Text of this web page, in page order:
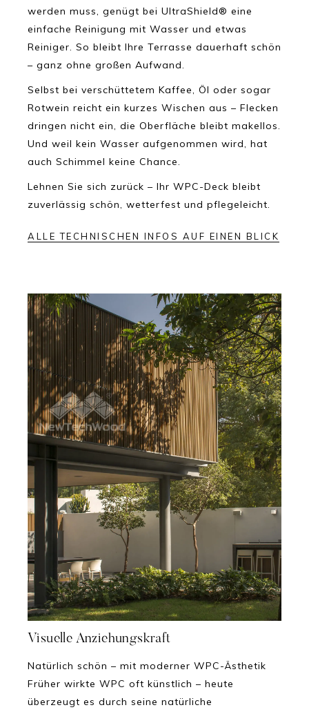
werden muss, genügt bei UltraShield® eine
einfache Reinigung mit Wasser und etwas
Reiniger. So bleibt Ihre Terrasse dauerhaft schön
– ganz ohne großen Aufwand.
Selbst bei verschüttetem Kaffee, Öl oder sogar
Rotwein reicht ein kurzes Wischen aus – Flecken
dringen nicht ein, die Oberfläche bleibt makellos.
Und weil kein Wasser aufgenommen wird, hat
auch Schimmel keine Chance.
Lehnen Sie sich zurück – Ihr WPC-Deck bleibt
zuverlässig schön, wetterfest und pflegeleicht.
ALLE TECHNISCHEN INFOS AUF EINEN BLICK
Visuelle Anziehungskraft
Natürlich schön – mit moderner WPC-Ästhetik
Früher wirkte WPC oft künstlich – heute
überzeugt es durch seine natürliche